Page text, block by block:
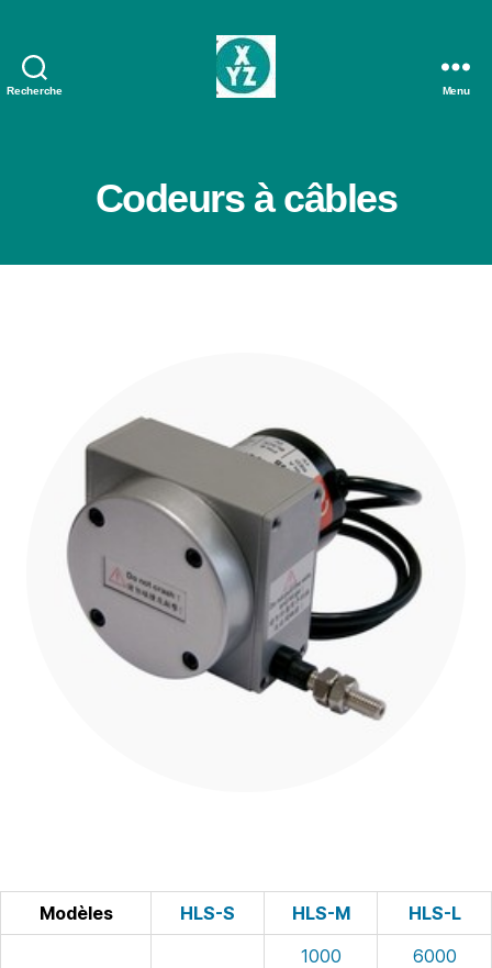
Recherche Menu
Codeurs à câbles
Modèles HLS-S HLS-M HLS-L
1000
6000